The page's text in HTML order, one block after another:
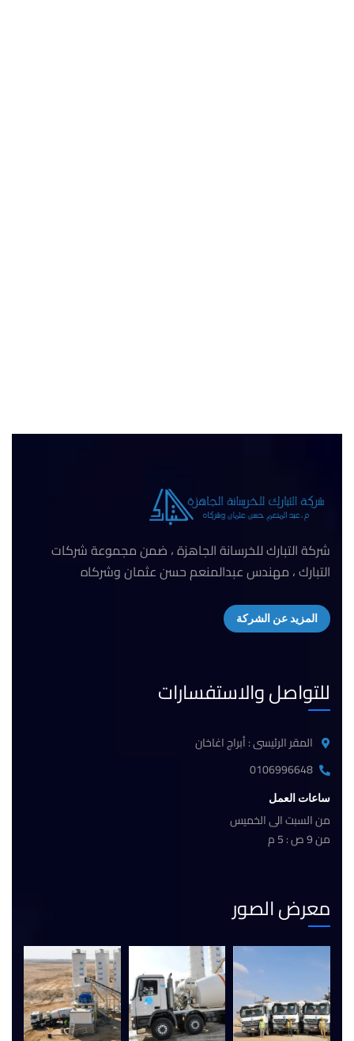
شركة التبارك للخرسانة الجاهزة ، ضمن مجموعة شركات
التبارك ، مهندس عبدالمنعم حسن عثمان وشركاه
المزيد عن الشركة
للتواصل والاستفسارات
المقر الرئيسى : أبراج اغاخان
0106996648
ساعات العمل
من السبت الى الخميس
من 9 ص : 5 م
معرض الصور